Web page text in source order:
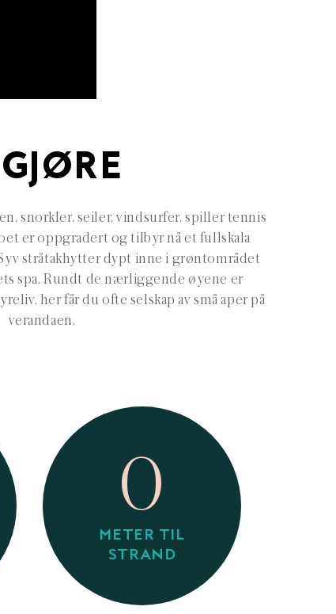
snorkler, seiler, vindsurfer, spiller tennis
er oppgradert og tilbyr nå et fullskala
stråtakhytter dypt inne i grøntområdet
spa. Rundt de nærliggende øyene er
her får du ofte selskap av små aper på
verandaen.
0
METER TIL
STRAND